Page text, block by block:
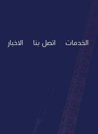
الخدمات اتصل بنا الاخبار